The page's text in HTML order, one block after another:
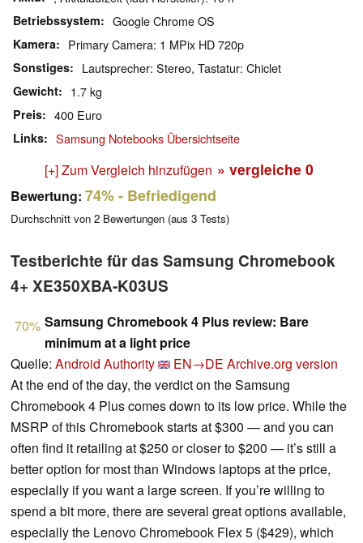
Betriebssystem Google Chrome OS
Kamera Primary Camera: 1 MPix HD 720p
Sonstiges Lautsprecher: Stereo, Tastatur: Chiclet
Gewicht 1.7 kg
Preis 400 Euro
Links Samsung Notebooks Übersichtseite
[+] Zum Vergleich hinzufügen » vergleiche 0
Bewertung: 74%- Befriedigend
Durchschnitt von 2 Bewertungen (aus 3 Tests)
Testberichte für das Samsung Chromebook
4+ XE350XBA-K03US
70% Samsung Chromebook 4 Plus review: Bare
minimum at a light price
Quelle: Android Authority EN→DE Archive.org version
At the end of the day, the verdict on the Samsung
Chromebook 4 Plus comes down to its low price. While the
MSRP of this Chromebook starts at $300 — and you can
often find it retailing at $250 or closer to $200 — it’s still a
better option for most than Windows laptops at the price,
especially if you want a large screen. If you’re willing to
spend a bit more, there are several great options available,
especially the Lenovo Chromebook Flex 5 ($429), which